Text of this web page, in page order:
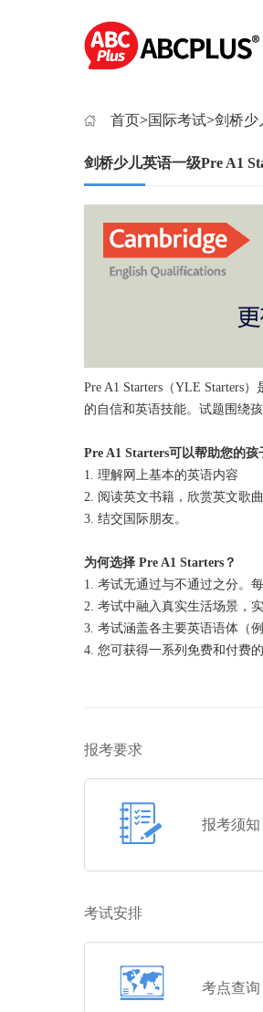
首页>国际考试>剑桥少
剑桥少儿英语一级Pre A1
Pre A1 Starters（YLE Starters
的自信和英语技能。试题围绕
Pre A1 Starters可以帮助您的孩
1. 理解网上基本的英语内容
2. 阅读英文书籍，欣赏英文歌
3. 结交国际朋友。
为何选择 Pre A1 Starters？
1. 考试无通过与不通过之分。
2. 考试中融入真实生活场景，
3. 考试涵盖各主要英语语体（
4. 您可获得一系列免费和付费
报考要求
报考须知
考试安排
考点查询